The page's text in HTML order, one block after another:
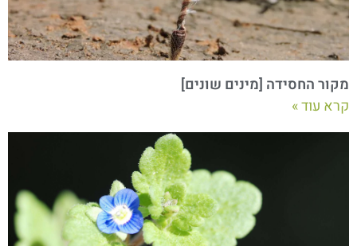
מקור החסידה [מינים שונים]
קרא עוד »